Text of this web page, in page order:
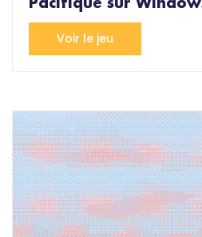
Pacifique sur
Voir le jeu